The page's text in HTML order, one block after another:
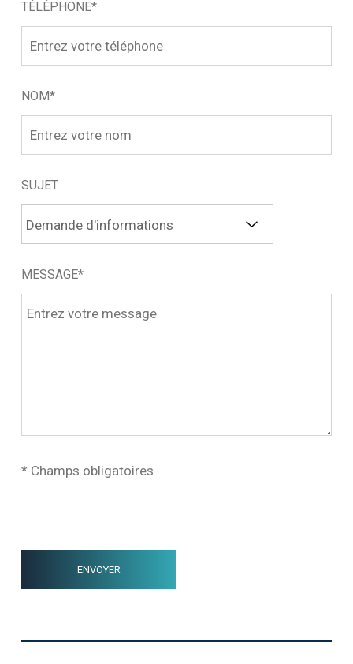
TÉLÉPHONE*
NOM*
SUJET
MESSAGE*
* Champs obligatoires